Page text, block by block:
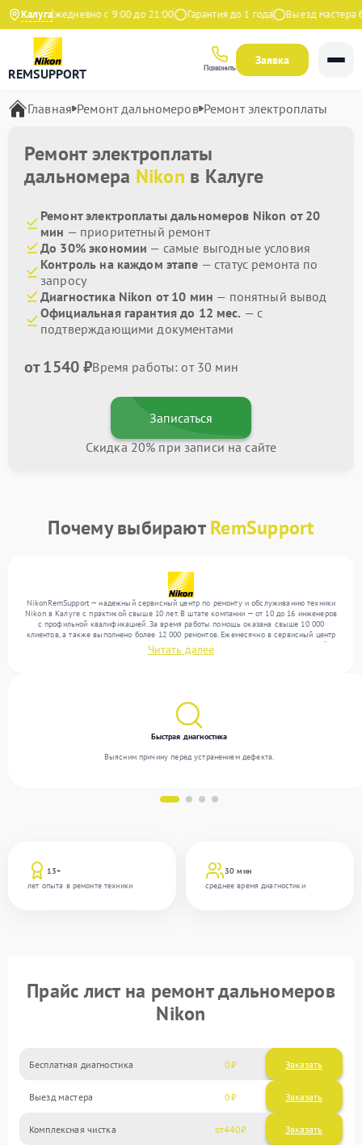
КалугаЕжедневно с 9:00 до 21:00 Гарантия до 1 года Выезд мастера
REMSUPPORT Позвонить
Заявка
Главная Ремонт дальномеров Ремонт электроплаты
Ремонт электроплаты
дальномера Nikon в Калуге
Ремонт электроплаты дальномеров Nikon от 20
мин — приоритетный ремонт
До 30% экономии — самые выгодные условия
Контроль на каждом этапе — статус ремонта по
запросу
Диагностика Nikon от 10 мин — понятный вывод
Официальная гарантия до 12 мес. — с
подтверждающими документами
от 1540 ₽Время работы: от 30 мин
Записаться
Скидка 20% при записи на сайте
Почему выбираютRemSupport
NikonRemSupport — надежный сервисный центр по ремонту и обслуживанию техники
Nikon в Калуге с практикой свыше 10 лет. В штате компании — от 10 до 16 инженеров
с профильной квалификацией. За время работы помощь оказана свыше 10 000
клиентов, а также выполнено более 12 000 ремонтов. Ежемесячно в сервисный центр
поступает свыше 300 единиц техники, включая , , . Мы устраняем поломки любой
сложности и предлагаем стабильный уровень сервиса благодаря использованию
Читать далее
13+
лет опыта в ремонте техники
30 мин
среднее время диагностики
Быстрая диагностика
Выясним причину перед устранением дефекта.
Прайс лист на ремонт дальномеров
Nikon
Бесплатная диагностика 0 Заказать
Выезд мастера 0 Заказать
Комплексная чистка 440